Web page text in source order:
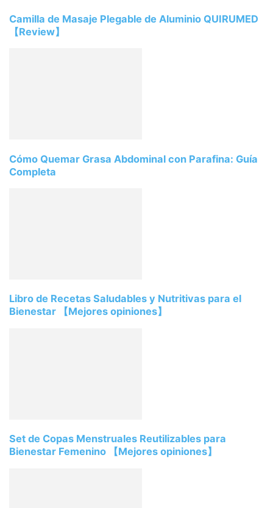
Camilla de Masaje Plegable de Aluminio QUIRUMED
【Review】
Cómo Quemar Grasa Abdominal con Parafina: Guía
Completa
Libro de Recetas Saludables y Nutritivas para el
Bienestar 【Mejores opiniones】
Set de Copas Menstruales Reutilizables para
Bienestar Femenino 【Mejores opiniones】